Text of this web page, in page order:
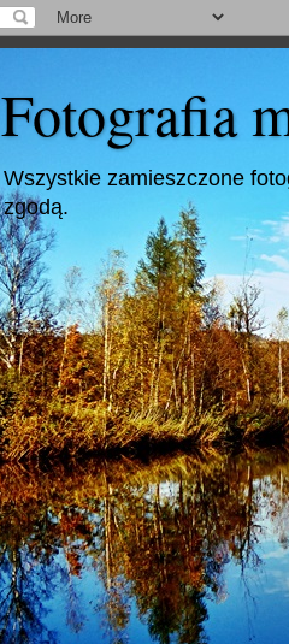
Fotografia
Wszystkie zamieszczone
zgodą.